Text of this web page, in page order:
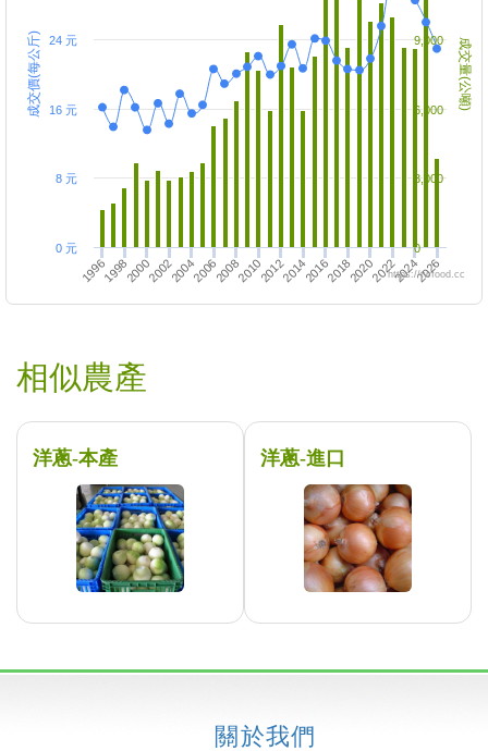
成交價(每公斤) 成交量(公噸)
1996199820002002200420062008201020122014201620182020202220242026
0 元
8 元
16 元
24 元
0
3,000
6,000
9,000
https://twfood.cc
相似農產
洋蔥-本產 洋蔥-進口
關於我們